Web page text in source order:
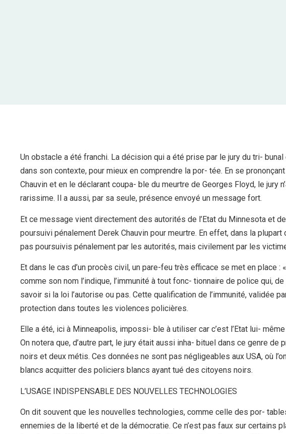
Un obstacle a été franchi. La décision qui a été prise par le jury du tri-
dans son contexte, pour mieux en comprendre la por- tée. En se
Chauvin et en le déclarant coupa- ble du meurtre de Georges Floyd, le jury
rarissime. Il a aussi, par sa seule, présence envoyé un message fort.
Et ce message vient directement des autorités de l’Etat du Minnesota et
poursuivi pénalement Derek Chauvin pour meurtre. En effet, dans la
pas poursuivis pénalement par les autorités, mais civilement par les
Et dans le cas d’un procès civil, un pare-feu très efficace se met en place :
comme son nom l’indique, l’immunité à tout fonc- tionnaire de police qui,
savoir si la loi l’autorise ou pas. Cette qualification de l’immunité, validée
protection dans toutes les violences policières.
Elle a été, ici à Minneapolis, impossi- ble à utiliser car c’est l’Etat lui-
On notera que, d’autre part, le jury était aussi inha- bituel dans ce genre de
noirs et deux métis. Ces données ne sont pas négligeables aux USA, où
blancs acquitter des policiers blancs ayant tué des citoyens noirs.
L’USAGE INDISPENSABLE DES NOUVELLES TECHNOLOGIES
On dit souvent que les nouvelles technologies, comme celle des por-
ennemies de la liberté et de la démocratie. Ce n’est pas faux sur certains